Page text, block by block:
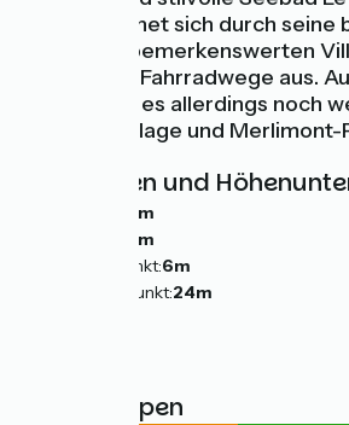
Plage zeichnet sich durch seine
Alleen, die bemerkenswerten
zahlreichen Fahrradwege aus.
dorthin gibt es allerdings noch
wie Stella-Plage und Merlimont-
Steigungen und
11m
0m
Tiefster Punkt:6m
Höchster Punkt:24m
Straßentypen